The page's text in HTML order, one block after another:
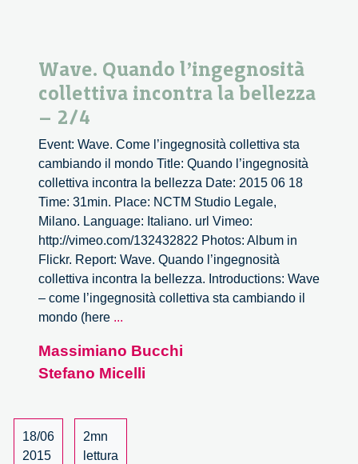
Wave. Quando l’ingegnosità
collettiva incontra la bellezza
– 2/4
Event: Wave. Come l’ingegnosità collettiva sta
cambiando il mondo Title: Quando l’ingegnosità
collettiva incontra la bellezza Date: 2015 06 18
Time: 31min. Place: NCTM Studio Legale,
Milano. Language: Italiano. url Vimeo:
http://vimeo.com/132432822 Photos: Album in
Flickr. Report: Wave. Quando l’ingegnosità
collettiva incontra la bellezza. Introductions: Wave
– come l’ingegnosità collettiva sta cambiando il
mondo (here ...
l’ingegnosità
collettiva
Massimiano Bucchi
Stefano Micelli
18/06
2015
2mn
lettura